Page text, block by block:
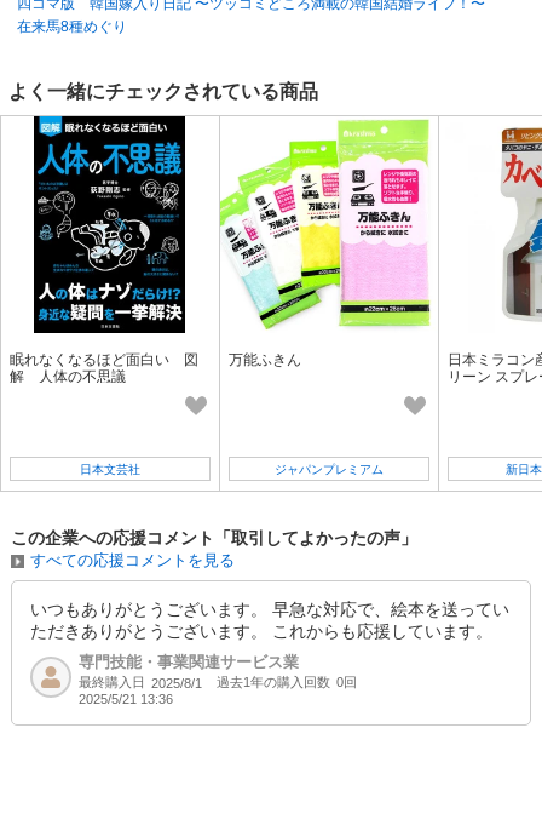
ソナチネ詩音が本当に表現したかった世界感を作品化しました。
明るすぎたり、暗すぎたりする世の中の情報に疲れた日に、おすすめの写
著者について
ソナチネ詩音(そなちね・しおん)
青森県弘前市出身
言葉と写真の表現者「コトグラフ作家」
マーケティングコンサルタント
写真教室「レンズ越しのファンタジー」主宰・講師
脳格アナリスト・メンタルトレーナー
本作で第5回写真出版賞アート部門で優秀賞を受賞
四コマ版 韓国嫁入り日記 〜ツッコミどころ満載の韓国結婚ライフ！〜
在来馬8種めぐり
よく一緒にチェックされている商品
眠れなくなるほど面白い 図
解 人体の不思議
日本文芸社
万能ふきん
ジャパンプレミアム
日本ミラコン
リーン スプ
新日
この企業への応援コメント「取引してよかったの声」
すべての応援コメントを見る
いつもありがとうございます。 早急な対応で、絵本を送ってい
ただきありがとうございます。 これからも応援しています。
専門技能・事業関連サービス業
最終購入日 2025/8/1 過去1年の購入回数 0回
2025/5/21 13:36